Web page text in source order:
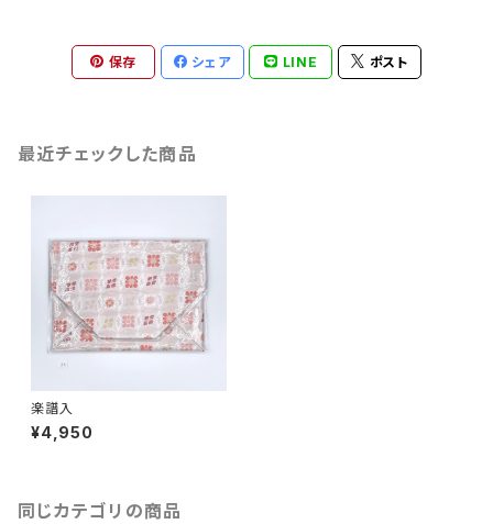
保存 シェア LINE ポスト
最近チェックした商品
楽譜入
¥4,950
同じカテゴリの商品